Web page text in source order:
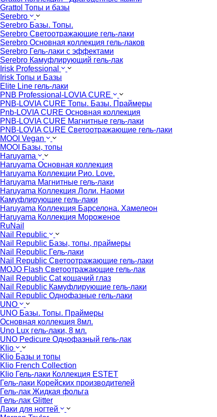
Grattol Топы и базы
Serebro
Serebro Базы. Топы.
Serebro Светоотражающие гель-лаки
Serebro Основная коллекция гель-лаков
Serebro Гель-лаки с эффектами
Serebro Камуфлирующий гель-лак
Irisk Professional
Irisk Топы и Базы
Elite Line гель-лаки
PNB Professional-LOVIA CURE
PNB-LOVIA CURE Топы. Базы. Праймеры
Pnb-LOVIA CURE Основная коллекция
PNB-LOVIA CURE Магнитные гель-лаки
PNB-LOVIA CURE Cветоотражающие гель-лаки
MOOI Vegan
MOOI Базы, топы
Haruyama
Haruyama Основная коллекция
Haruyama Коллекции Рио. Love.
Haruyama Магнитные гель-лаки
Haruyama Коллекция Лоли. Наоми
Камуфлирующие гель-лаки
Haruyama Коллекция Барселона. Хамелеон
Haruyama Коллекция Мороженое
RuNail
Nail Republic
Nail Republic Базы, топы, праймеры
Nail Republic Гель-лаки
Nail Republic Светоотражающие гель-лаки
MOJO Flash Светоотражающие гель-лак
Nail Republic Cat кошачий глаз
Nail Republic Камуфлирующие гель-лаки
Nail Republic Однофазные гель-лаки
UNO
UNO Базы. Топы. Праймеры
Основная коллекция 8мл.
Uno Lux гель-лаки, 8 мл.
UNO Pedicure Однофазный гель-лак
Klio
Klio Базы и топы
Klio French Collection
Klio Гель-лаки Коллекция ESTET
Гель-лаки Корейских производителей
Гель-лак Жидкая фольга
Гель-лак Glitter
Лаки для ногтей